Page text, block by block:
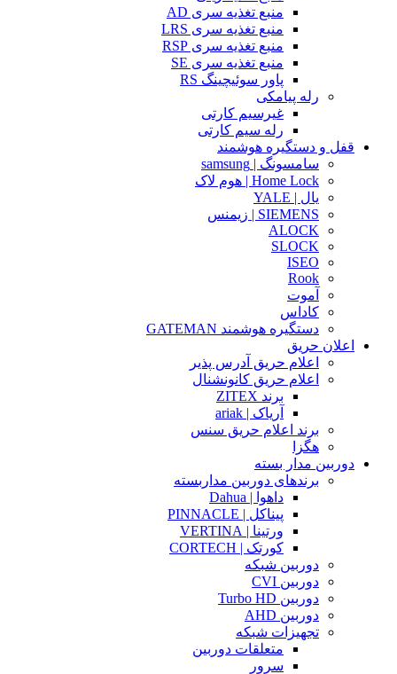
منبع تغذیه سری AD
منبع تغذیه سری LRS
منبع تغذیه سری RSP
منبع تغذیه سری SE
پاور سوئیچینگ RS
رله پیامکی
غیرسیم کارتی
رله سیم کارتی
قفل و دستگیره هوشمند
سامسونگ | samsung
Home Lock | هوم لاک
یال | YALE
SIEMENS | زیمنس
ALOCK
SLOCK
ISEO
Rook
آموت
کاداس
دستگیره هوشمند GATEMAN
اعلان حریق
اعلام حریق آدرس پذیر
اعلام حریق کانونشنال
برند ZITEX
آریاک | ariak
برند اعلام حریق سنس
هگزا
دوربین مدار بسته
برندهای دوربین مداربسته
داهوا | Dahua
پیناکل | PINNACLE
ورتینا | VERTINA
کورتک | CORTECH
دوربین شبکه
دوربین CVI
دوربین Turbo HD
دوربین AHD
تجهیزات شبکه
متعلقات دوربین
سرور